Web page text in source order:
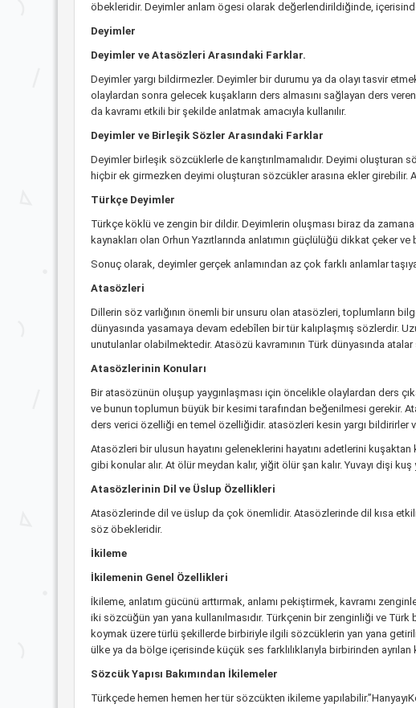
öbekleridir. Deyimler anlam ögesi olarak değerlendirildiğinde,
Deyimler
Deyimler ve Atasözleri Arasındaki Farklar.
Deyimler yargı bildirmezler. Deyimler bir durumu ya da olayı tasvir
olaylardan sonra gelecek kuşakların ders almasını sağlayan ders
da kavramı etkili bir şekilde anlatmak amacıyla kullanılır.
Deyimler ve Birleşik Sözler Arasındaki Farklar
Deyimler birleşik sözcüklerle de karıştırılmamalıdır. Deyimi
hiçbir ek girmezken deyimi oluşturan sözcükler arasına ekler girebilir.
Türkçe Deyimler
Türkçe köklü ve zengin bir dildir. Deyimlerin oluşması biraz da zamana
kaynakları olan Orhun Yazıtlarında anlatımın güçlülüğü dikkat çeker
Sonuç olarak, deyimler gerçek anlamından az çok farklı anlamlar
Atasözleri
Dillerin söz varlığının önemli bir unsuru olan atasözleri, toplumların
dünyasında yasamaya devam edebîlen bir tür kalıplaşmış sözlerdir.
unutulanlar olabilmektedir. Atasözü kavramının Türk dünyasında
Atasözlerinin Konuları
Bir atasözünün oluşup yaygınlaşması için öncelikle olaylardan ders
ve bunun toplumun büyük bir kesimi tarafından beğenilmesi gerekir.
ders verici özelliği en temel özelliğidir. atasözleri kesin yargı bildirirler
Atasözleri bir ulusun hayatını geleneklerini hayatını adetlerini
gibi konular alır. At ölür meydan kalır, yiğit ölür şan kalır. Yuvayı dişi
Atasözlerinin Dil ve Üslup Özellikleri
Atasözlerinde dil ve üslup da çok önemlidir. Atasözlerinde dil kısa
söz öbekleridir.
İkileme
İkilemenin Genel Özellikleri
İkileme, anlatım gücünü arttırmak, anlamı pekiştirmek, kavramı
iki sözcüğün yan yana kullanılmasıdır. Türkçenin bir zenginliği ve
koymak üzere türlü şekillerde birbiriyle ilgili sözcüklerin yan yana
ülke ya da bölge içerisinde küçük ses farklılıklarıyla birbirinden
Sözcük Yapısı Bakımından İkilemeler
Türkçede hemen hemen her tür sözcükten ikileme